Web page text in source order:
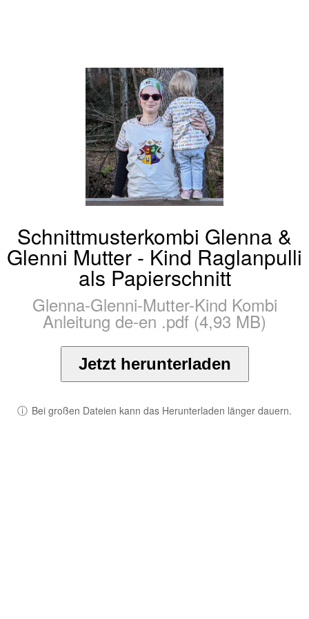
Schnittmusterkombi Glenna &
Glenni Mutter - Kind Raglanpulli
als Papierschnitt
Glenna-Glenni-Mutter-Kind Kombi
Anleitung de-en .pdf (4,93 MB)
Jetzt herunterladen
ⓘ Bei großen Dateien kann das Herunterladen länger dauern.